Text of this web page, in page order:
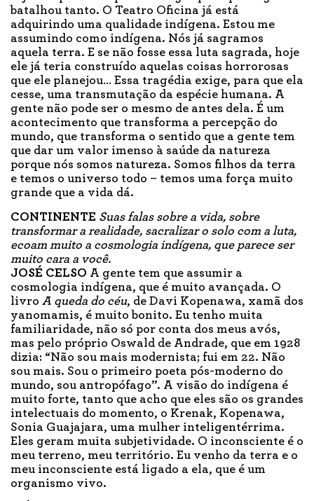
batalhou tanto. O Teatro Oficina já está
adquirindo uma qualidade indígena. Estou me
assumindo como indígena. Nós já sagramos
aquela terra. E se não fosse essa luta sagrada, hoje
ele já teria construído aquelas coisas horrorosas
que ele planejou… Essa tragédia exige, para que ela
cesse, uma transmutação da espécie humana. A
gente não pode ser o mesmo de antes dela. É um
acontecimento que transforma a percepção do
mundo, que transforma o sentido que a gente tem
que dar um valor imenso à saúde da natureza
porque nós somos natureza. Somos filhos da terra
e temos o universo todo – temos uma força muito
grande que a vida dá.
CONTINENTE Suas falas sobre a vida, sobre
transformar a realidade, sacralizar o solo com a luta,
ecoam muito a cosmologia indígena, que parece ser
muito cara a você.
JOSÉ CELSO A gente tem que assumir a
cosmologia indígena, que é muito avançada. O
livro A queda do céu, de Davi Kopenawa, xamã dos
yanomamis, é muito bonito. Eu tenho muita
familiaridade, não só por conta dos meus avós,
mas pelo próprio Oswald de Andrade, que em 1928
dizia: “Não sou mais modernista; fui em 22. Não
sou mais. Sou o primeiro poeta pós-moderno do
mundo, sou antropófago”. A visão do indígena é
muito forte, tanto que acho que eles são os grandes
intelectuais do momento, o Krenak, Kopenawa,
Sonia Guajajara, uma mulher inteligentérrima.
Eles geram muita subjetividade. O inconsciente é o
meu terreno, meu território. Eu venho da terra e o
meu inconsciente está ligado a ela, que é um
organismo vivo.